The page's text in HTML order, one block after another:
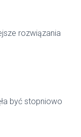
rozwiązania
być stopniowo